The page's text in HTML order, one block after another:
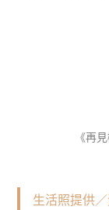
《再
生活照提供